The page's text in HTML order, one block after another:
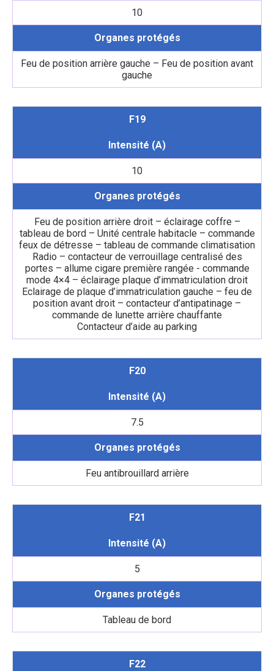
10
Organes protégés
Feu de position arrière gauche – Feu de position avant
gauche
F19
Intensité (A)
10
Organes protégés
Feu de position arrière droit – éclairage coffre –
tableau de bord – Unité centrale habitacle – commande
feux de détresse – tableau de commande climatisation
Radio – contacteur de verrouillage centralisé des
portes – allume cigare première rangée - commande
mode 4×4 – éclairage plaque d’immatriculation droit
Eclairage de plaque d’immatriculation gauche – feu de
position avant droit – contacteur d’antipatinage –
commande de lunette arrière chauffante
Contacteur d’aide au parking
F20
Intensité (A)
7.5
Organes protégés
Feu antibrouillard arrière
F21
Intensité (A)
5
Organes protégés
Tableau de bord
F22